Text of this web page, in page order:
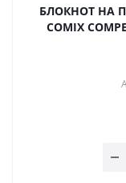
БЛОКНОТ НА
COMIX